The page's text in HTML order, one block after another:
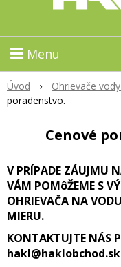
Menu
Úvod Ohrievače
poradenstvo.
Cenové
V PRÍPADE ZÁUJMU
VÁM POMôŽEME S
OHRIEVAČA NA
MIERU.
KONTAKTUJTE NÁS
hakl@haklobchod.sk